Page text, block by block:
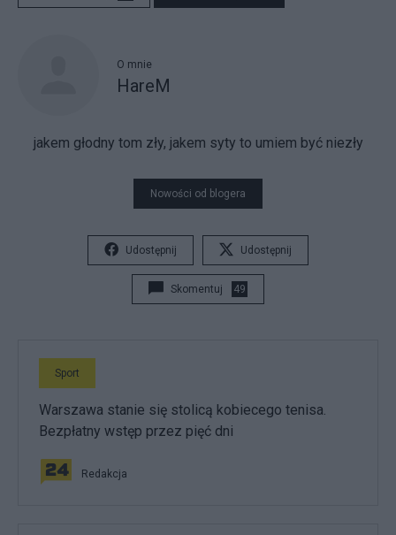
O mnie
HareM
jakem głodny tom zły, jakem syty to umiem być niezły
Nowości od blogera
Udostępnij Udostępnij
Skomentuj 49
Sport
Warszawa stanie się stolicą kobiecego tenisa.
Bezpłatny wstęp przez pięć dni
Redakcja